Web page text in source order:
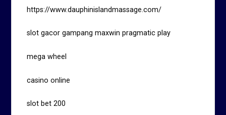
https://www.dauphinislandmassage.com/
slot gacor gampang maxwin pragmatic play
mega wheel
casino online
slot bet 200